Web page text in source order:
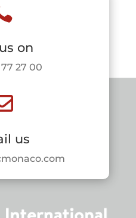
on
27 00
us